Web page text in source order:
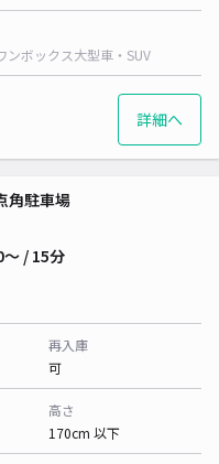
ンボックス大型車・SUV
詳細へ
角駐車場
/ 15分
再入庫
可
高さ
170cm 以下